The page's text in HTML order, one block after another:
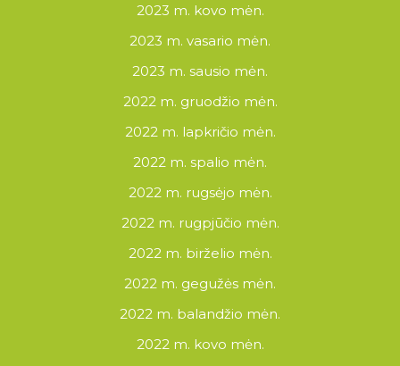
2023 m. kovo mėn.
2023 m. vasario mėn.
2023 m. sausio mėn.
2022 m. gruodžio mėn.
2022 m. lapkričio mėn.
2022 m. spalio mėn.
2022 m. rugsėjo mėn.
2022 m. rugpjūčio mėn.
2022 m. birželio mėn.
2022 m. gegužės mėn.
2022 m. balandžio mėn.
2022 m. kovo mėn.